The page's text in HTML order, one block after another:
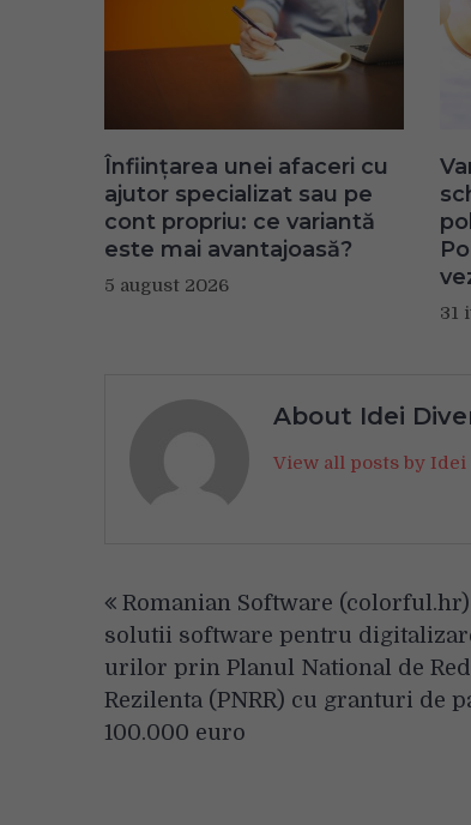
Înființarea unei afaceri cu
ajutor specializat sau pe
cont propriu: ce variantă
este mai avantajoasă?
5 august 2026
31
About Idei
View all posts by
în
articole
Romanian Software
solutii software pentru
urilor prin Planul National de
Rezilenta (PNRR) cu granturi de
100.000 euro